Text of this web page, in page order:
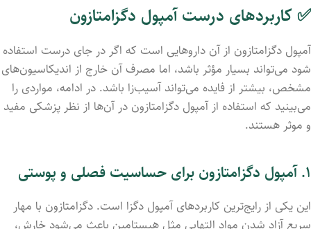
✅ کاربردهای درست آمپول دگزامتازون
آمپول دگزامتازون از آن داروهایی است که اگر در جای درست استفاده
شود می‌تواند بسیار مؤثر باشد، اما مصرف آن خارج از اندیکاسیون‌های
مشخص، بیشتر از فایده می‌تواند آسیب‌زا باشد. در ادامه، مواردی را
می‌بینید که استفاده از آمپول دگزامتازون در آن‌ها از نظر پزشکی مفید
و موثر هستند.
۱. آمپول دگزامتازون برای حساسیت فصلی و پوستی
این یکی از رایج‌ترین کاربردهای آمپول دگزا است. دگزامتازون با مهار
سریع آزاد شدن مواد التهابی مثل هیستامین باعث می‌شود خارش،